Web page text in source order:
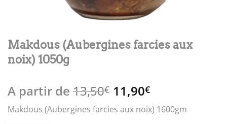
Makdous (Aubergines farcies aux
noix) 1050g
A partir de 13,50€ Le
prix
initial
11,90€Le
prix
actuel
Makdous (Aubergines farcies aux noix) 1600gm